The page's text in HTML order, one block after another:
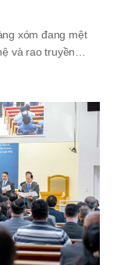
xóm đang mệt
và rao truyền
Malaysia đã tổ
xóm, được tổ
Tổng cộng
gồm các thánh
mời như Nghị sĩ
Ooi của Đại học